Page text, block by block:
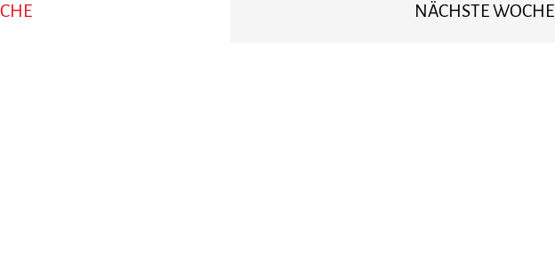
NÄCHSTE WOCHE